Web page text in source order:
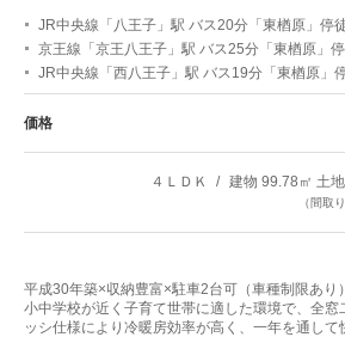
JR中央線「八王子」駅 バス20分「東楢原」停
京王線「京王八王子」駅 バス25分「東楢原」
JR中央線「西八王子」駅 バス19分「東楢原」
価格
４ＬＤＫ 建物 99.78㎡ 土
（間取
平成30年築×収納豊富×駐車2台可（車種制限あり）
小中学校が近く子育て世帯に適した環境で、全窓
ッシ仕様により冷暖房効率が高く、一年を通して